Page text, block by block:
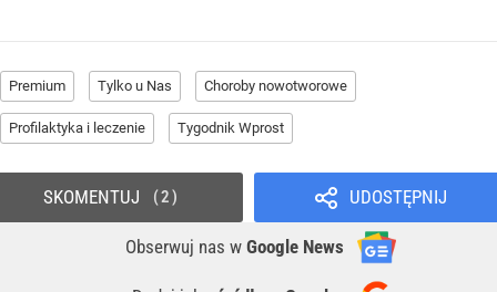
Premium Tylko u Nas Choroby nowotworowe
Profilaktyka i leczenie Tygodnik Wprost
UDOSTĘPNIJ
Obserwuj nas w Google News
SKOMENTUJ 2